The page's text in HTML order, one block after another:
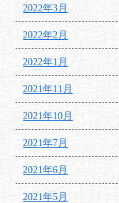
2022年3月
2022年2月
2022年1月
2021年11月
2021年10月
2021年7月
2021年6月
2021年5月